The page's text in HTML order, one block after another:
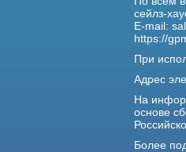
сейлз-
E-mail:
https://
При
Адрес
На
основе
Более